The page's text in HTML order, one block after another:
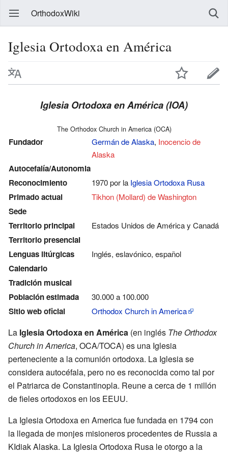
OrthodoxWiki
Iglesia Ortodoxa en América
Iglesia Ortodoxa en América (IOA)
The Orthodox Church in America (OCA)
Fundador Germán de Alaska, Inocencio de
Alaska
Autocefalía/Autonomia
Reconocimiento
1970 por la Iglesia Ortodoxa Rusa
Primado actual Tikhon (Mollard) de Washington
Sede
Territorio principal
Estados Unidos de América y Canadá
Territorio presencial
Lenguas litúrgicas
Inglés, eslavónico, español
Calendario
Tradición musical
Población estimada
30.000 a 100.000
Sitio web oficial Orthodox Church in America
La Iglesia Ortodoxa en América (en inglés The Orthodox
Church in America, OCA/TOCA) es una Iglesia
perteneciente a la comunión ortodoxa. La Iglesia se
considera autocéfala, pero no es reconocida como tal por
el Patriarca de Constantinopla. Reune a cerca de 1 millón
de fieles ortodoxos en los EEUU.
La Iglesia Ortodoxa en America fue fundada en 1794 con
la llegada de monjes misioneros procedentes de Russia a
KIdiak Alaska. La Iglesia Ortodoxa Rusa le otorgo a la